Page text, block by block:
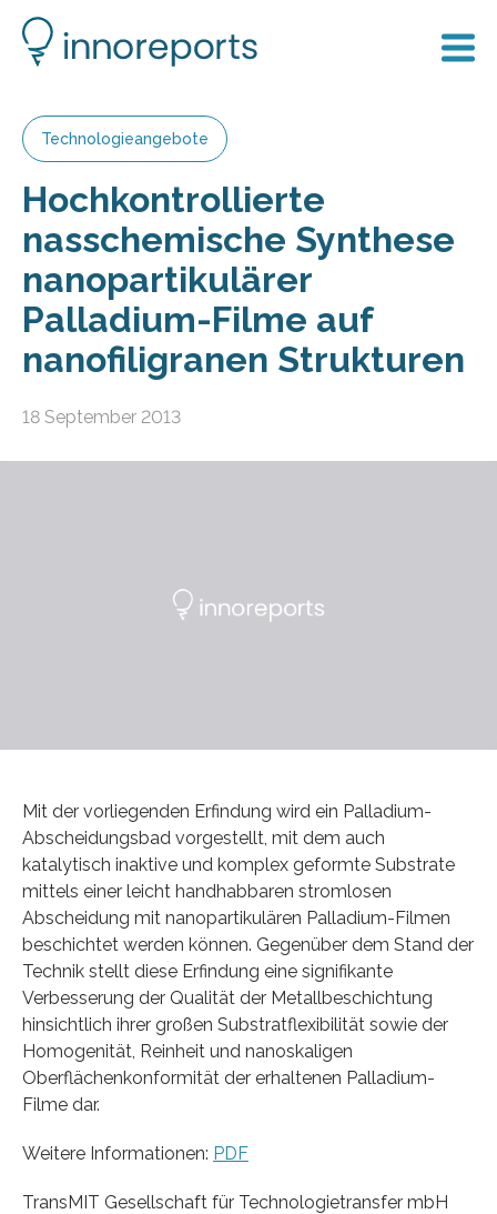
Technologieangebote
Hochkontrollierte
nasschemische Synthese
nanopartikulärer
Palladium-Filme auf
nanofiligranen Strukturen
18 September 2013
Mit der vorliegenden Erfindung wird ein Palladium-
Abscheidungsbad vorgestellt, mit dem auch
katalytisch inaktive und komplex geformte Substrate
mittels einer leicht handhabbaren stromlosen
Abscheidung mit nanopartikulären Palladium-Filmen
beschichtet werden können. Gegenüber dem Stand der
Technik stellt diese Erfindung eine signifikante
Verbesserung der Qualität der Metallbeschichtung
hinsichtlich ihrer großen Substratflexibilität sowie der
Homogenität, Reinheit und nanoskaligen
Oberflächenkonformität der erhaltenen Palladium-
Filme dar.
Weitere Informationen: PDF
TransMIT Gesellschaft für Technologietransfer mbH